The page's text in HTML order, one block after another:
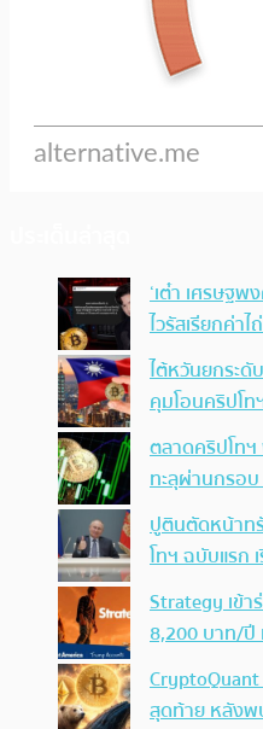
‘เต๋า เศรษฐพ
ไวรัสเรียกค่า
ไต้หวันยกระดั
คุมโอนคริปโท
ตลาดคริปโท
ทะลุผ่านกรอ
ปูตินตัดหน้าท
โทฯ ฉบับแรก
Strategy เข้
8,200 บาท/
สุดท้าย หลังพ